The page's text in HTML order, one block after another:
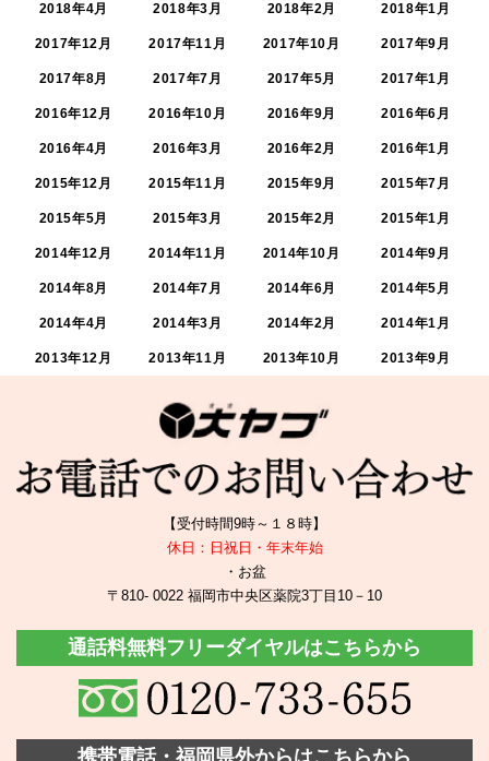
2018年4月 2018年3月 2018年2月 2018年1月
2017年12月 2017年11月 2017年10月 2017年9月
2017年8月 2017年7月 2017年5月 2017年1月
2016年12月 2016年10月 2016年9月 2016年6月
2016年4月 2016年3月 2016年2月 2016年1月
2015年12月 2015年11月 2015年9月 2015年7月
2015年5月 2015年3月 2015年2月 2015年1月
2014年12月 2014年11月 2014年10月 2014年9月
2014年8月 2014年7月 2014年6月 2014年5月
2014年4月 2014年3月 2014年2月 2014年1月
2013年12月 2013年11月 2013年10月 2013年9月
【受付時間9時～１８時】
休日：日祝日・年末年始
・お盆
〒810- 0022 福岡市中央区薬院3丁目10－10
通話料無料フリーダイヤルはこちらから
携帯電話・福岡県外からはこちらから